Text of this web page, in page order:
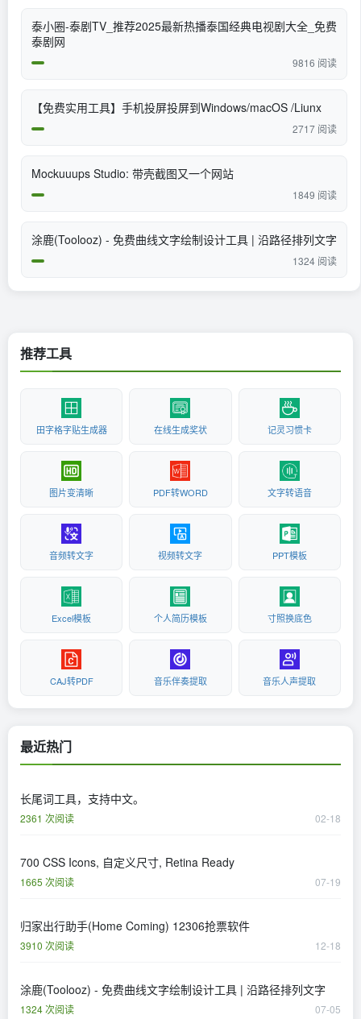
泰小圈-泰剧TV_推荐2025最新热播泰国经典电视剧大全_免费
泰剧网
9816 阅读
【免费实用工具】手机投屏投屏到Windows/macOS /Liunx
2717 阅读
Mockuuups Studio: 带壳截图又一个网站
1849 阅读
涂鹿(Toolooz) - 免费曲线文字绘制设计工具 | 沿路径排列文字
1324 阅读
推荐工具
田字格字贴生成器 在线生成奖状 记灵习惯卡
图片变清晰 PDF转WORD 文字转语音
音频转文字 视频转文字 PPT模板
Excel模板 个人简历模板 寸照换底色
CAJ转PDF 音乐伴奏提取 音乐人声提取
最近热门
长尾词工具，支持中文。
2361 次阅读 02-18
700 CSS Icons, 自定义尺寸, Retina Ready
1665 次阅读 07-19
归家出行助手(Home Coming) 12306抢票软件
3910 次阅读 12-18
涂鹿(Toolooz) - 免费曲线文字绘制设计工具 | 沿路径排列文字
1324 次阅读 07-05